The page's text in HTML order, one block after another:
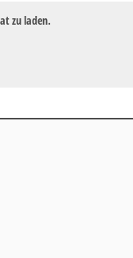
zu laden.